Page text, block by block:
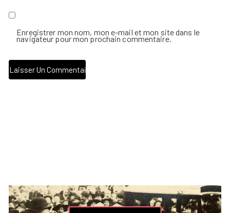
Enregistrer mon nom, mon e-mail et mon site dans le
navigateur pour mon prochain commentaire.